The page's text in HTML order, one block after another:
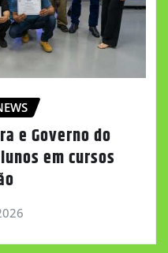
e Governo do
em cursos